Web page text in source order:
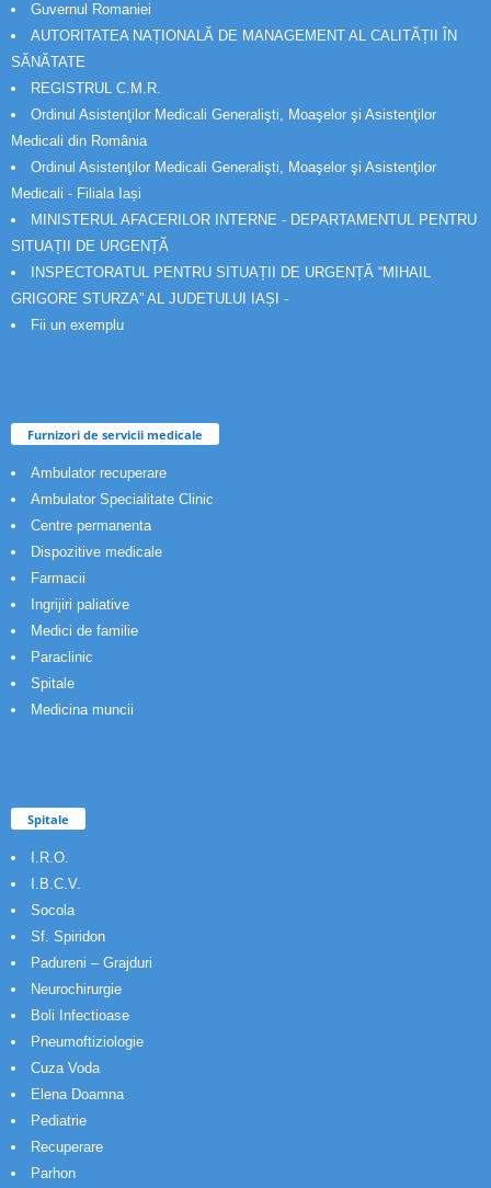
Guvernul Romaniei
AUTORITATEA NAȚIONALĂ DE MANAGEMENT AL CALITĂȚII ÎN
SĂNĂTATE
REGISTRUL C.M.R.
Ordinul Asistenţilor Medicali Generalişti, Moaşelor şi Asistenţilor
Medicali din România
Ordinul Asistenţilor Medicali Generalişti, Moaşelor şi Asistenţilor
Medicali - Filiala Iași
MINISTERUL AFACERILOR INTERNE - DEPARTAMENTUL PENTRU
SITUAȚII DE URGENȚĂ
INSPECTORATUL PENTRU SITUAȚII DE URGENȚĂ “MIHAIL
GRIGORE STURZA” AL JUDETULUI IAȘI -
Fii un exemplu
Furnizori de servicii medicale
Ambulator recuperare
Ambulator Specialitate Clinic
Centre permanenta
Dispozitive medicale
Farmacii
Ingrijiri paliative
Medici de familie
Paraclinic
Spitale
Medicina muncii
Spitale
I.R.O.
I.B.C.V.
Socola
Sf. Spiridon
Padureni – Grajduri
Neurochirurgie
Boli Infectioase
Pneumoftiziologie
Cuza Voda
Elena Doamna
Pediatrie
Recuperare
Parhon